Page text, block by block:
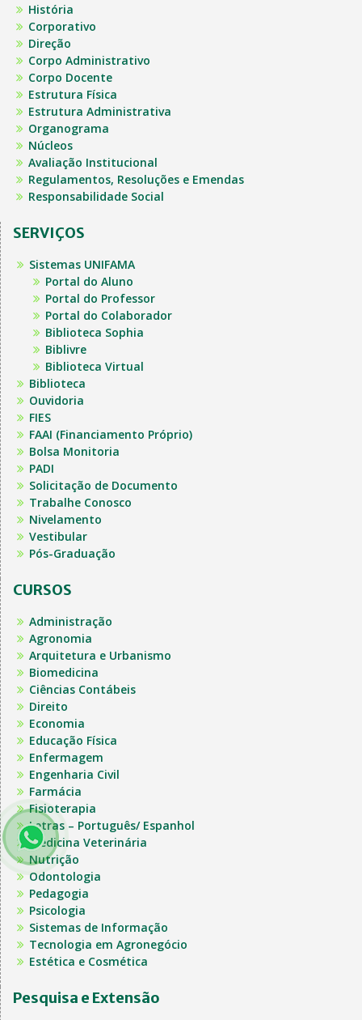
História
Corporativo
Direção
Corpo Administrativo
Corpo Docente
Estrutura Física
Estrutura Administrativa
Organograma
Núcleos
Avaliação Institucional
Regulamentos, Resoluções e Emendas
Responsabilidade Social
SERVIÇOS
Sistemas UNIFAMA
Portal do Aluno
Portal do Professor
Portal do Colaborador
Biblioteca Sophia
Biblivre
Biblioteca Virtual
Biblioteca
Ouvidoria
FIES
FAAI (Financiamento Próprio)
Bolsa Monitoria
PADI
Solicitação de Documento
Trabalhe Conosco
Nivelamento
Vestibular
Pós-Graduação
CURSOS
Administração
Agronomia
Arquitetura e Urbanismo
Biomedicina
Ciências Contábeis
Direito
Economia
Educação Física
Enfermagem
Engenharia Civil
Farmácia
Fisioterapia
Letras – Português/ Espanhol
Medicina Veterinária
Nutrição
Odontologia
Pedagogia
Psicologia
Sistemas de Informação
Tecnologia em Agronegócio
Estética e Cosmética
Pesquisa e Extensão